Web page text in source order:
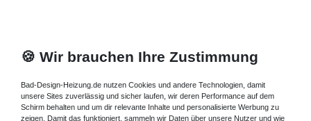
🍪 Wir brauchen Ihre Zustimmung
Bad-Design-Heizung.de nutzen Cookies und andere Technologien, damit
unsere Sites zuverlässig und sicher laufen, wir deren Performance auf dem
Schirm behalten und um dir relevante Inhalte und personalisierte Werbung zu
zeigen. Damit das funktioniert, sammeln wir Daten über unsere Nutzer und wie